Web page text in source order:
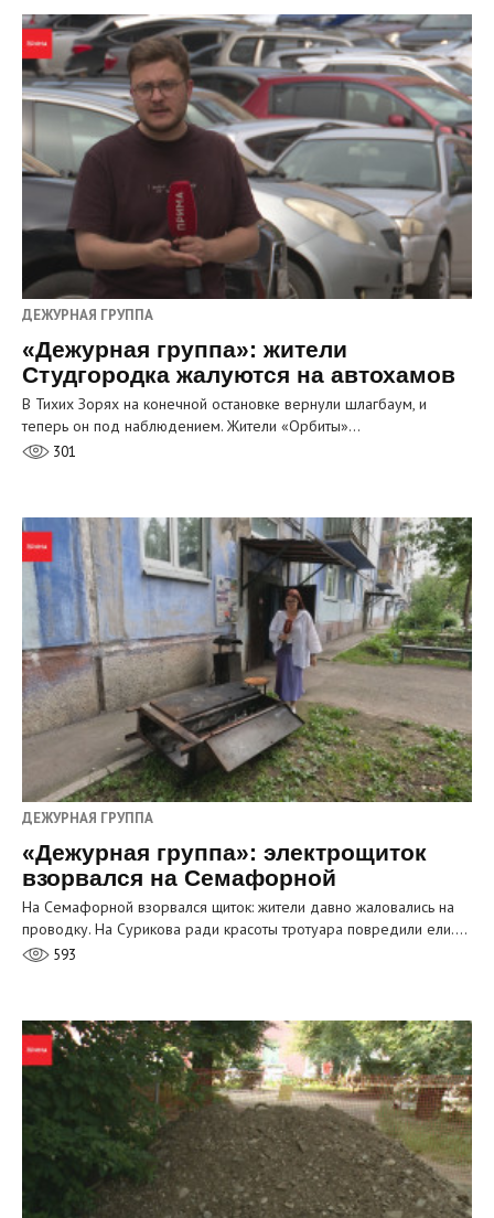
ДЕЖУРНАЯ ГРУППА
«Дежурная группа»: жители
Студгородка жалуются на автохамов
В Тихих Зорях на конечной остановке вернули шлагбаум, и
теперь он под наблюдением. Жители «Орбиты»…
301
ДЕЖУРНАЯ ГРУППА
«Дежурная группа»: электрощиток
взорвался на Семафорной
На Семафорной взорвался щиток: жители давно жаловались на
проводку. На Сурикова ради красоты тротуара повредили ели.…
593